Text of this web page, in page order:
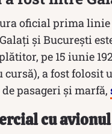
oficial prima
și București
pe 15 iunie
a fost folosit
pasageri şi marfă,
cu